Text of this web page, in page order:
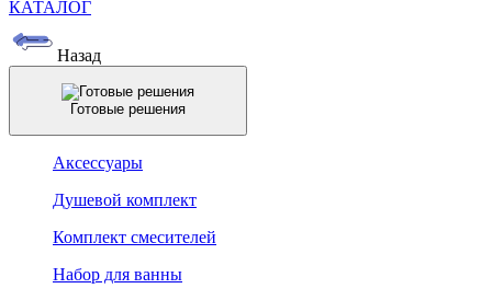
КАТАЛОГ
Назад
Готовые решения
Аксессуары
Душевой комплект
Комплект смесителей
Набор для ванны